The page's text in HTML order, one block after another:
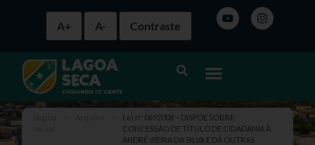
A+ A- Contraste
Lei nº 0692008 – DISPÕE SOBRE
CONCESSÃO DE TÍTULO DE CIDADANIA À
ANDRÉ VIEIRA DA SILVA E DÁ OUTRAS